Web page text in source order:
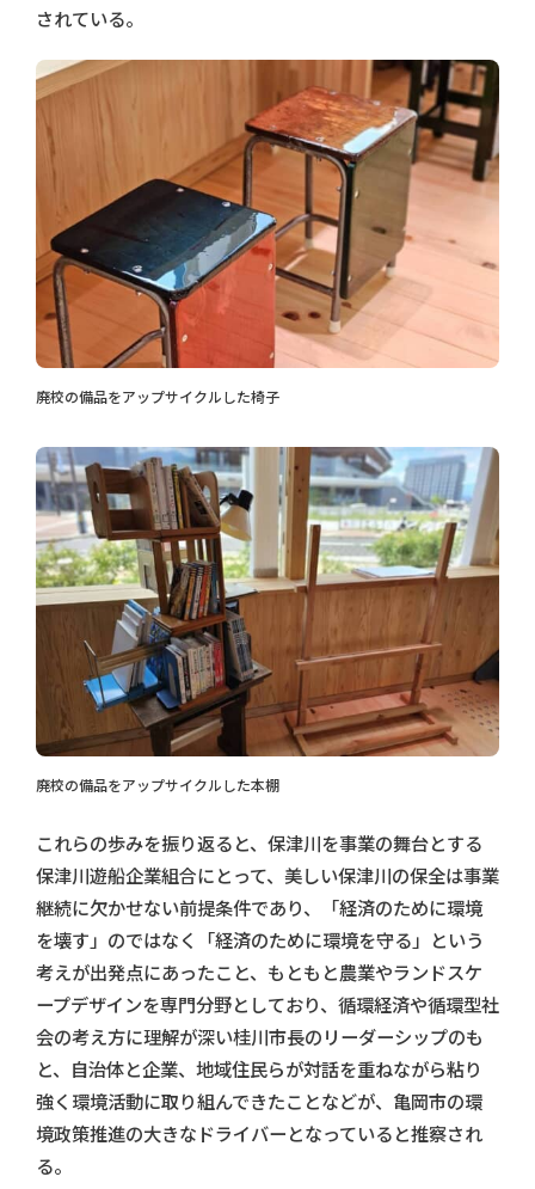
されている。
廃校の備品をアップサイクルした椅子
廃校の備品をアップサイクルした本棚
これらの歩みを振り返ると、保津川を事業の舞台とする
保津川遊船企業組合にとって、美しい保津川の保全は事業
継続に欠かせない前提条件であり、「経済のために環境
を壊す」のではなく「経済のために環境を守る」という
考えが出発点にあったこと、もともと農業やランドスケ
ープデザインを専門分野としており、循環経済や循環型社
会の考え方に理解が深い桂川市長のリーダーシップのも
と、自治体と企業、地域住民らが対話を重ねながら粘り
強く環境活動に取り組んできたことなどが、亀岡市の環
境政策推進の大きなドライバーとなっていると推察され
る。